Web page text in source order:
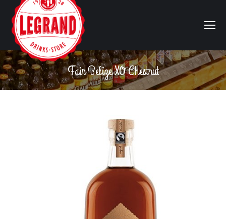
Fair Belize XO Chestnut
Vous êtes ici :